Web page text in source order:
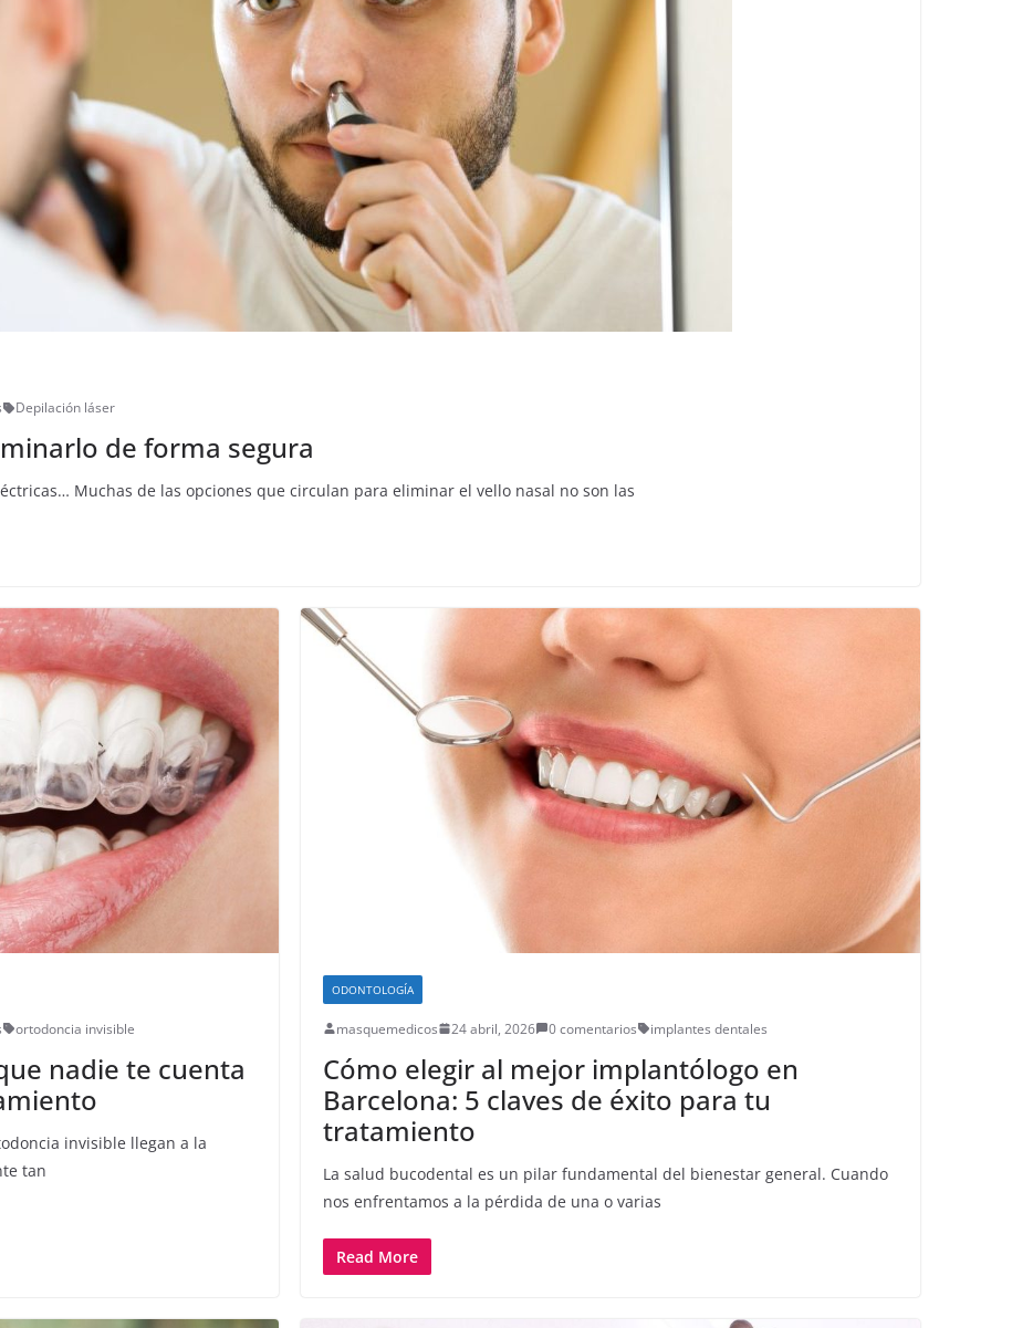
Depilación láser
de forma segura
Muchas de las opciones que circulan para eliminar el vello nasal no son las
ortodoncia invisible
nadie te cuenta
invisible llegan a la
tan
ODONTOLOGÍA
masquemedicos 24 abril, 2026 0 comentarios implantes dentales
Cómo elegir al mejor implantólogo en
Barcelona: 5 claves de éxito para tu
tratamiento
La salud bucodental es un pilar fundamental del bienestar general. Cuando
nos enfrentamos a la pérdida de una o varias
Read More